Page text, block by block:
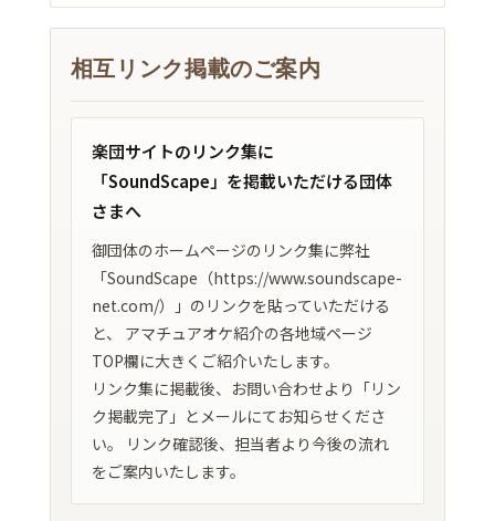
相互リンク掲載のご案内
楽団サイトのリンク集に
「SoundScape」を掲載いただける団体
さまへ
御団体のホームページのリンク集に弊社
「SoundScape（https://www.soundscape-
net.com/）」のリンクを貼っていただける
と、 アマチュアオケ紹介の各地域ページ
TOP欄に大きくご紹介いたします。
リンク集に掲載後、お問い合わせより「リン
ク掲載完了」とメールにてお知らせくださ
い。 リンク確認後、担当者より今後の流れ
をご案内いたします。